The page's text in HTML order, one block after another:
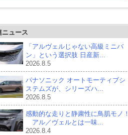
ニュース
「アルヴェルじゃない高級ミニバ
ン」という選択肢 日産新...
2026.8.5
パナソニック オートモーティブシ
ステムズが、シリーズハ...
2026.8.5
感動的な走りと静粛性に鳥肌モノ！
アル／ヴェルとは一味...
2026.8.4